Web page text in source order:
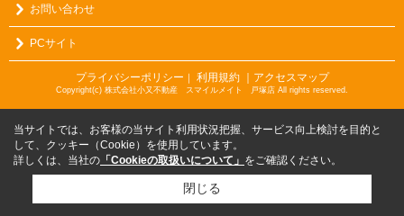
お問い合わせ
PCサイト
プライバシーポリシー ｜ 利用規約 ｜アクセスマップ
Copyright(c) 株式会社小又不動産 スマイルメイト 戸塚店 All rights reserved.
当サイトでは、お客様の当サイト利用状況把握、サービス向上検討を目的と
して、クッキー（Cookie）を使用しています。
詳しくは、当社の 「Cookieの取扱いについて」 をご確認ください。
閉じる